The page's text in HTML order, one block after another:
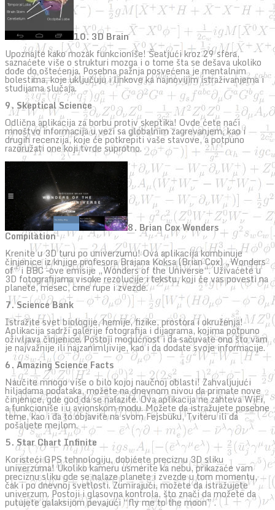
10. 3D Brain
Upoznajte kako mozak funkcioniše! Šeatjući kroz 29 sfera,
saznaćete više o strukturi mozga i o tome šta se dešava ukoliko
dođe do oštećenja. Posebna pažnja posvećena je mentalnim
bolestima, koje uključuju i linkove ka najnovijim istraživanjema i
studijama slučaja.
9. Skeptical Science
Odlična aplikacija za borbu protiv skeptika! Ovde ćete naći
mnoštvo informacija u vezi sa globalnim zagrevanjem, kao i
drugih recenzija, koje će potkrepiti vaše stavove, a potpuno
razoružati one koji tvrde suprotno.
8. Brian Cox Wonders
Compilation
Krenite u 3D turu po univerzumu! Ova aplikacija kombinuje
činjenice iz knjige profesora Brajana Koksa (Brian Cox) „Wonders
of“ i BBC –ove emisije „Wonders of the Universe“. Uživaćete u
3D fotografijama visoke rezolucije i tekstu, koji će vas povesti na
planete, mesec, crne rupe i zvezde.
7. Science Bank
Istražite svet biologije, hemije, fizike, prostora i okruženja!
Aplikacija sadrži galerije fotografija i dijagrama, kojima potpuno
oživljava činjenice. Postoji mogućnost i da sačuvate ono što vam
je najvažnije ili najzanimljivije, kao i da dodate svoje informacije.
6. Amazing Science Facts
Naučite mnogo više o bilo kojoj naučnoj oblasti! Zahvaljujući
hiljadama podataka, možete na dnevnom nivou da primate nove
činjenice, gde god da se nalazite. Ova aplikacija ne zahteva WiFi,
a funkcioniše i u avionskom modu. Možete da istražujete posebne
teme, kao i da to objavite na svom Fejsbuku, Tviteru ili da
pošaljete mejlom.
5. Star Chart Infinite
Koristeći GPS tehnologiju, dobićete preciznu 3D sliku
univerzuma! Ukoliko kameru usmerite ka nebu, prikazaće vam
preciznu sliku gde se nalaze planete i zvezde u tom momentu,
čak i po dnevnoj svetlosti. Zumirajući, možete da istražujete
univerzum. Postoji i glasovna kontrola, što znači da možete da
putujete galaksijom pevajući “fly me to the moon” .